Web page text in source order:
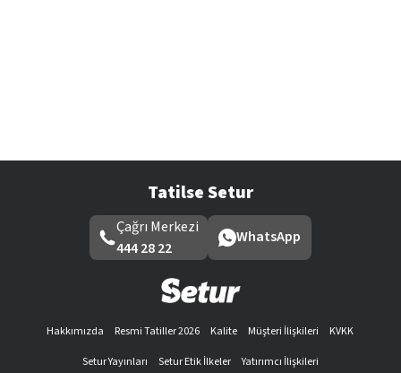
Tatilse Setur
Çağrı Merkezi
444 28 22
WhatsApp
Hakkımızda Resmi Tatiller 2026 Kalite Müşteri İlişkileri
KVKK
Setur Yayınları
Setur Etik İlkeler
Yatırımcı İlişkileri